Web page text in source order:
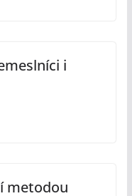
i
metodou